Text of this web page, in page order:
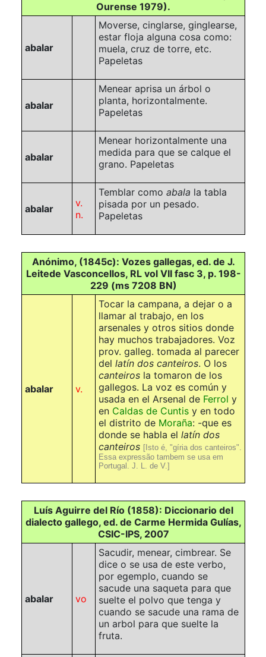
Ourense 1979).
abalar
Moverse, cinglarse, ginglearse,
estar floja alguna cosa como:
muela, cruz de torre, etc.
Papeletas
abalar
Menear aprisa un árbol o
planta, horizontalmente.
Papeletas
abalar
Menear horizontalmente una
medida para que se calque el
grano. Papeletas
abalar
v.
n.
Temblar como abala la tabla
pisada por un pesado.
Papeletas
Anónimo, (1845c): Vozes gallegas, ed. de J.
Leitede Vasconcellos, RL vol VII fasc 3, p. 198-
229 (ms 7208 BN)
abalar v.
Tocar la campana, a dejar o a
llamar al trabajo, en los
arsenales y otros sitios donde
hay muchos trabajadores. Voz
prov. galleg. tomada al parecer
del latín dos canteiros. O los
canteiros la tomaron de los
gallegos. La voz es común y
usada en el Arsenal de Ferrol y
en Caldas de Cuntis y en todo
el distrito de Moraña: -que es
donde se habla el latín dos
canteiros [Isto é, "gíria dos canteiros".
Essa expressão tambem se usa em
Portugal. J. L. de V.]
Luís Aguirre del Río (1858): Diccionario del
dialecto gallego, ed. de Carme Hermida Gulías,
CSIC-IPS, 2007
abalar vo
Sacudir, menear, cimbrear. Se
dice o se usa de este verbo,
por egemplo, cuando se
sacude una saqueta para que
suelte el polvo que tenga y
cuando se sacude una rama de
un arbol para que suelte la
fruta.